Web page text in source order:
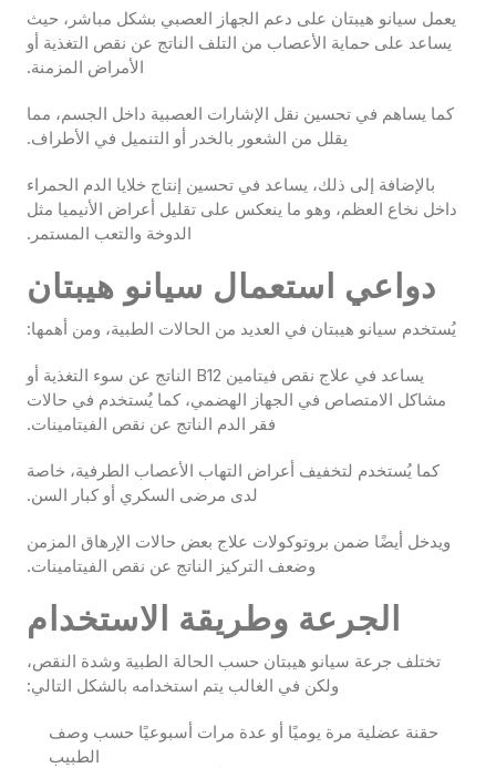
يعمل سيانو هيبتان على دعم الجهاز العصبي بشكل مباشر، حيث
يساعد على حماية الأعصاب من التلف الناتج عن نقص التغذية أو
الأمراض المزمنة.
كما يساهم في تحسين نقل الإشارات العصبية داخل الجسم، مما
يقلل من الشعور بالخدر أو التنميل في الأطراف.
بالإضافة إلى ذلك، يساعد في تحسين إنتاج خلايا الدم الحمراء
داخل نخاع العظم، وهو ما ينعكس على تقليل أعراض الأنيميا مثل
الدوخة والتعب المستمر.
دواعي استعمال سيانو هيبتان
يُستخدم سيانو هيبتان في العديد من الحالات الطبية، ومن أهمها:
يساعد في علاج نقص فيتامين B12 الناتج عن سوء التغذية أو
مشاكل الامتصاص في الجهاز الهضمي، كما يُستخدم في حالات
فقر الدم الناتج عن نقص الفيتامينات.
كما يُستخدم لتخفيف أعراض التهاب الأعصاب الطرفية، خاصة
لدى مرضى السكري أو كبار السن.
ويدخل أيضًا ضمن بروتوكولات علاج بعض حالات الإرهاق المزمن
وضعف التركيز الناتج عن نقص الفيتامينات.
الجرعة وطريقة الاستخدام
تختلف جرعة سيانو هيبتان حسب الحالة الطبية وشدة النقص،
ولكن في الغالب يتم استخدامه بالشكل التالي:
حقنة عضلية مرة يوميًا أو عدة مرات أسبوعيًا حسب وصف
الطبيب